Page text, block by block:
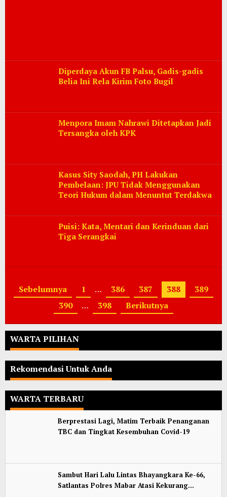
Diperdaya Akun FB Palsu, Gadis-gadis
Belia Ini Rela Kirim Foto Bugil
Menpora Imam Nahrawi Ditetapkan Jadi
Tersangka oleh KPK
Kasus Sity Saodah, PH Lakukan
Pembelaan: JPU Tidak Menggunakan
Teori Hukum dalam Menuntut Terdakwa
Puisi: Kata, Mentari dan Kerinduan dari
Tiga Serangkai
Sebelumnya 1 … 386 387 388
389
390
… 398 Berikutnya
WARTA PILIHAN
Rekomendasi Untuk Anda
WARTA TERBARU
Berprestasi Lagi, Matim Terbaik Penanganan
TBC dan Tingkat Kesembuhan Covid-19
Sambut Hari Lalu Lintas Bhayangkara Ke-66,
Satlantas Polres Mabar Atasi Kekurang…